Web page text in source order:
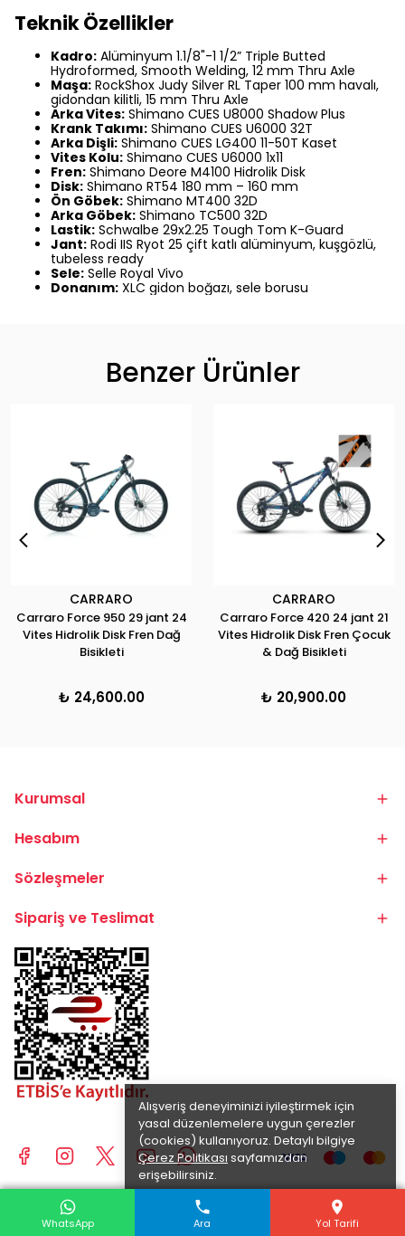
Alışveriş deneyiminizi iyileştirmek için
yasal düzenlemelere uygun çerezler
(cookies) kullanıyoruz. Detaylı bilgiye
Çerez Politikası sayfamızdan
erişebilirsiniz.
Anladım
Teknik Özellikler
Kadro: Alüminyum 1.1/8"-1 1/2” Triple Butted
Hydroformed, Smooth Welding, 12 mm Thru Axle
Maşa: RockShox Judy Silver RL Taper 100 mm havalı,
gidondan kilitli, 15 mm Thru Axle
Arka Vites: Shimano CUES U8000 Shadow Plus
Krank Takımı: Shimano CUES U6000 32T
Arka Dişli: Shimano CUES LG400 11-50T Kaset
Vites Kolu: Shimano CUES U6000 1x11
Fren: Shimano Deore M4100 Hidrolik Disk
Disk: Shimano RT54 180 mm – 160 mm
Ön Göbek: Shimano MT400 32D
Arka Göbek: Shimano TC500 32D
Lastik: Schwalbe 29x2.25 Tough Tom K-Guard
Jant: Rodi IIS Ryot 25 çift katlı alüminyum, kuşgözlü,
tubeless ready
Sele: Selle Royal Vivo
Donanım: XLC gidon boğazı, sele borusu
Benzer Ürünler
CARRARO
Carraro Force 950 29 jant 24
Vites Hidrolik Disk Fren Dağ
Bisikleti
₺ 24,600.00
CARRARO
Carraro Force 420 24 jant 21
Vites Hidrolik Disk Fren Çocuk
& Dağ Bisikleti
₺ 20,900.00
Kurumsal
Hesabım
Sözleşmeler
Sipariş ve Teslimat
© 2025 BİKE.COM.TR | TÜM HAKLARI SAKLIDIR.
WhatsApp Ara Yol Tarifi
WhatsApp Ara Yol Tarifi
WhatsApp Ara Yol Tarifi